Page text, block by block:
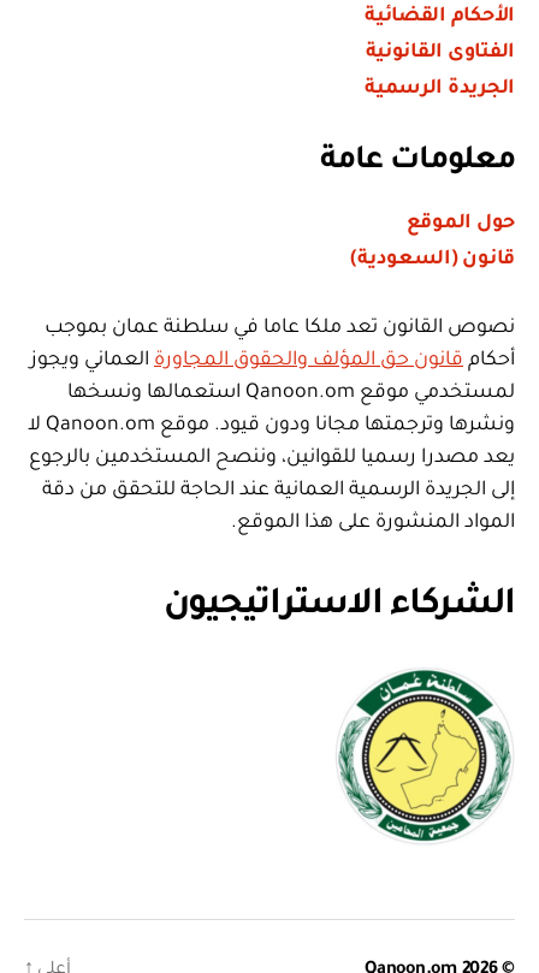
الأحكام القضائية
الفتاوى القانونية
الجريدة الرسمية
معلومات عامة
حول الموقع
قانون (السعودية)
نصوص القانون تعد ملكا عاما في سلطنة عمان بموجب
أحكام قانون حق المؤلف والحقوق المجاورة العماني ويجوز
لمستخدمي موقع Qanoon.om استعمالها ونسخها
ونشرها وترجمتها مجانا ودون قيود. موقع Qanoon.om لا
يعد مصدرا رسميا للقوانين، وننصح المستخدمين بالرجوع
إلى الجريدة الرسمية العمانية عند الحاجة للتحقق من دقة
المواد المنشورة على هذا الموقع.
الشركاء الاستراتيجيون